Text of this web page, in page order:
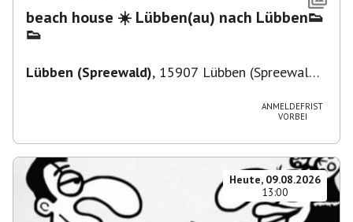
beach house ☀️ Lübben(au) nach Lübben👟
👟
Lübben (Spreewald), 15907 Lübben (Spreewald),
ANMELDEFRIST
VORBEI
Heute, 09.08.2026
13:00